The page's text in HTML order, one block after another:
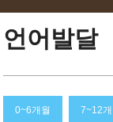
언어발달
0~6개월 7~12개